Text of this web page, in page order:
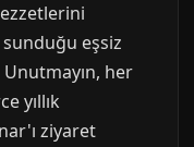
eşsiz
her
yıllık
ziyaret